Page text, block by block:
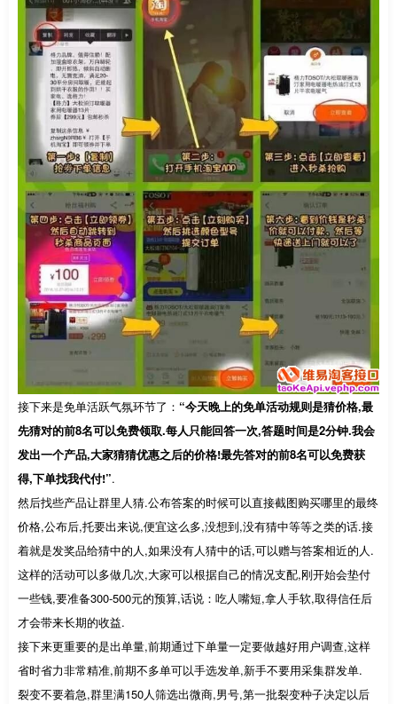
接下来是免单活跃气氛环节了： “今天晚上的免单活动规则是猜价格,最
先猜对的前8名可以免费领取.每人只能回答一次,答题时间是2分钟.我会
发出一个产品,大家猜猜优惠之后的价格!最先答对的前8名可以免费获
得,下单找我代付!”.
然后找些产品让群里人猜.公布答案的时候可以直接截图购买哪里的最终
价格,公布后,托要出来说,便宜这么多,没想到,没有猜中等等之类的话.接
着就是发奖品给猜中的人,如果没有人猜中的话,可以赠与答案相近的人.
这样的活动可以多做几次,大家可以根据自己的情况支配,刚开始会垫付
一些钱,要准备300-500元的预算,话说：吃人嘴短,拿人手软,取得信任后
才会带来长期的收益.
接下来更重要的是出单量,前期通过下单量一定要做越好用户调查,这样
省时省力非常精准,前期不多单可以手选发单,新手不要用采集群发单.
裂变不要着急,群里满150人筛选出微商,男号,第一批裂变种子决定以后